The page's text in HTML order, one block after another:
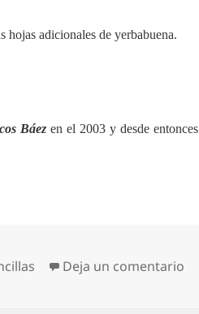
hojas adicionales de yerbabuena.
Báez en el 2003 y desde entonces
Deja un comentario